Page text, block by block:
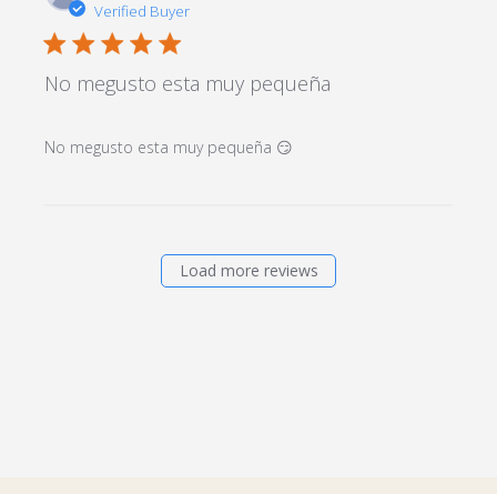
Verified Buyer
5 star rating
No megusto esta muy pequeña
No megusto esta muy pequeña 😏
Load more reviews